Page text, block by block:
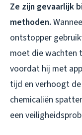
Ze zijn gevaarlijk
methoden.
ontstopper
moet die wachten
voordat hij met
tijd en verhoogt
chemicaliën
een